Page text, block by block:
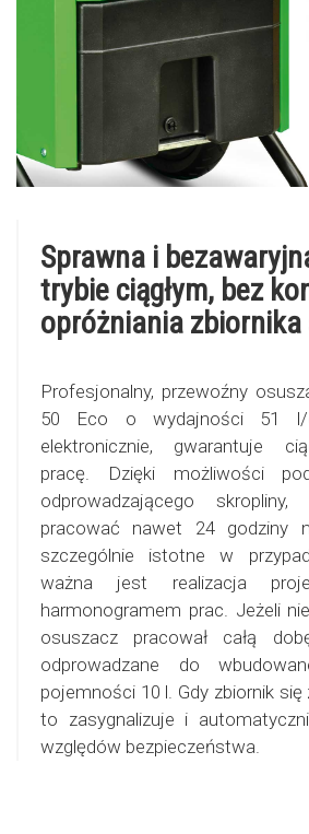
Sprawna i
trybie ciągłym, bez
opróżniania
Profesjonalny, przewoźny
50 Eco o wydajności 51 l/
elektronicznie, gwarantuje
pracę. Dzięki możliwości
odprowadzającego
pracować nawet 24 godziny
szczególnie istotne w
ważna jest realizacja
harmonogramem prac. Jeżeli
osuszacz pracował całą
odprowadzane do
pojemności 10 l. Gdy zbiornik się
to zasygnalizuje i
względów bezpieczeństwa.